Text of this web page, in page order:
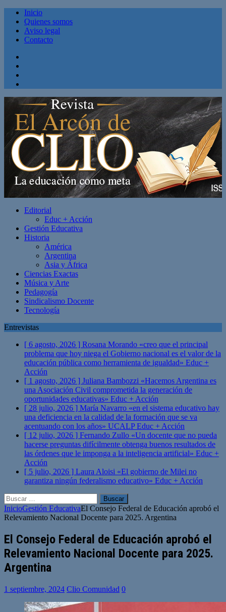
Inicio
Quienes somos
Aviso legal
Contacto
Editorial
Educ + Acción
Gestión Educativa
Historia
América
Argentina
Asia y África
Ciencias Exactas
Música y Arte
Pedagogía
Sindicalismo Docente
Tecnología
Entrevistas
[ 6 agosto, 2026 ] Rosana Morando «creo que el principal
problema que hoy niega el Gobierno nacional es el valor de la
educación pública como herramienta de igualdad» Educ +
Acción
[ 1 agosto, 2026 ] Juliana Bambozzi «Hacemos Argentina es
una Asociación Civil comprometida la generación de
oportunidades educativas» Educ + Acción
[ 28 julio, 2026 ] María Navarro «en el sistema educativo hay
una deficiencia en la calidad de la formación que se va
acentuando con los años» UCALPEduc + Acción
[ 12 julio, 2026 ] Fernando Zullo «Un docente que no pueda
hacerse preguntas difícilmente obtenga buenos resultados de
las órdenes que le imponga a la inteligencia artificial» Educ +
Acción
[ 5 julio, 2026 ] Laura Aloisi «El gobierno de Milei no
garantiza ningún federalismo educativo» Educ + Acción
Buscar:
InicioGestión EducativaEl Consejo Federal de Educación aprobó el
Relevamiento Nacional Docente para 2025. Argentina
El Consejo Federal de Educación aprobó el
Relevamiento Nacional Docente para 2025.
Argentina
1 septiembre, 2024 Clio Comunidad 0